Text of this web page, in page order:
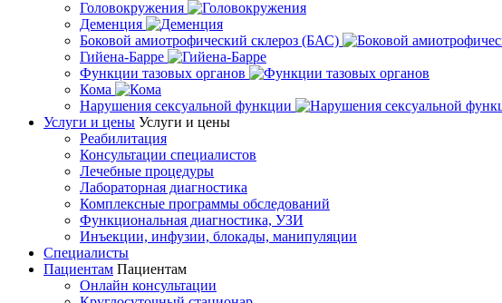
Головокружения
Деменция
Боковой амиотрофический склероз (БАС)
Гийена-Барре
Функции тазовых органов
Кома
Нарушения сексуальной функции
Услуги и цены Услуги и цены
Реабилитация
Консультации специалистов
Лечебные процедуры
Лабораторная диагностика
Комплексные программы обследований
Функциональная диагностика, УЗИ
Инъекции, инфузии, блокады, манипуляции
Специалисты
Пациентам Пациентам
Онлайн консультации